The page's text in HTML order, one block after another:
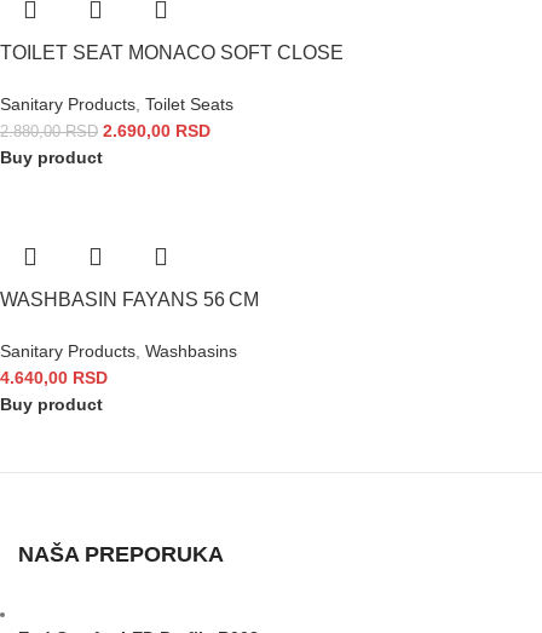
TOILET SEAT MONACO SOFT CLOSE
Sanitary Products, Toilet Seats
2.880,00RSD 2.690,00 RSD
Buy product
WASHBASIN FAYANS 56 CM
Sanitary Products Washbasins
4.640,00 RSD
Buy product
NAŠA PREPORUKA